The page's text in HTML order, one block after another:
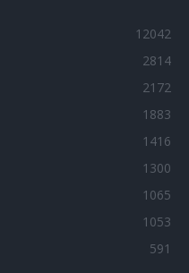
12042
2814
2172
1883
1416
1300
1065
1053
591